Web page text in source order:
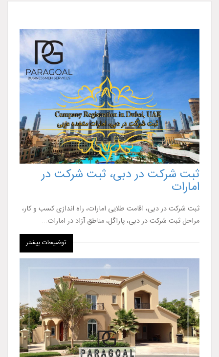
ثبت شرکت در دبی، ثبت شرکت در
امارات
ثبت شرکت در دبی، اقامت طلایی امارات، راه اندازی کسب و کار،
مراحل ثبت شرکت در دبی، پاراگل، مناطق آزاد در امارات...
توضیحات بیشتر